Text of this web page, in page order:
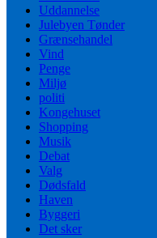
Uddannelse
Julebyen Tønder
Grænsehandel
Vind
Penge
Miljø
politi
Kongehuset
Shopping
Musik
Debat
Valg
Dødsfald
Haven
Byggeri
Det sker